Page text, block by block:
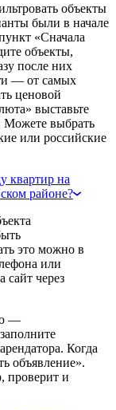
объекты
были в начале
«Сначала
объекты,
после них
— от самых
ценовой
выставьте
выбрать
или российские
квартир на
районе?
это можно в
или
через
—
Когда
объявление».
проверит и